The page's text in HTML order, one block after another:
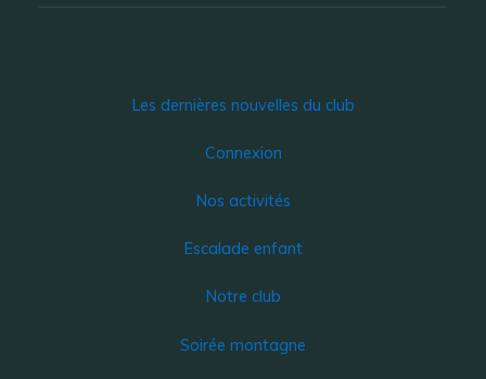
Les dernières nouvelles du club
Connexion
Nos activités
Escalade enfant
Notre club
Soirée montagne